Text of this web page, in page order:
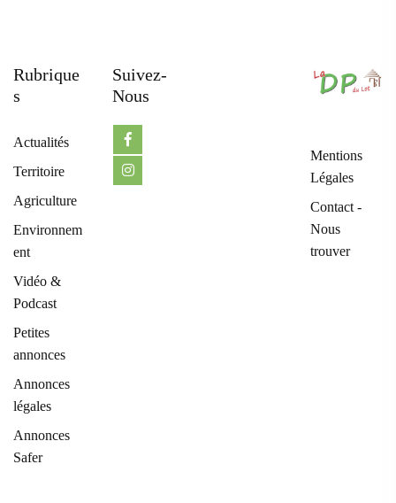
Rubrique
S
Actualités
Territoire
Agriculture
Environnem
ent
Vidéo &
Podcast
Petites
annonces
Annonces
légales
Annonces
Safer
Suivez-
Nous
Mentions
Légales
Contact -
Nous
trouver